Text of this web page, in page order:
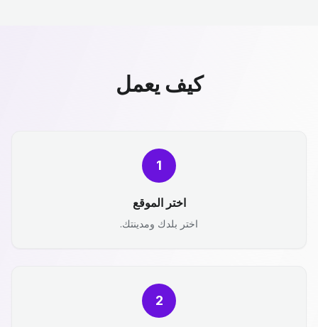
كيف يعمل
1
اختر الموقع
اختر بلدك ومدينتك.
2